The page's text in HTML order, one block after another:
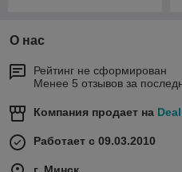
О нас
Рейтинг не сформирован
Менее 5 отзывов за
Компания продает на
Работает с 09.03.2010